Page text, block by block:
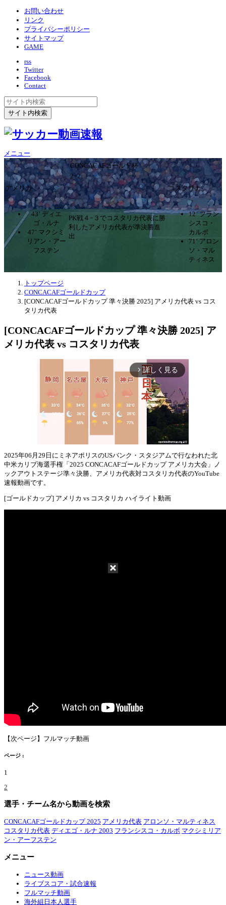
お問い合わせ
リンク
プライバシーポリシー
サイトマップ
GAME
rss
Twitter
Facebook
Contact
メニュー
CONCACAFゴールド杯
2ｰ2
アメリカ
PK戦４ｰ３でコスタリカ代表に勝
利したアメリカ代表が準決勝進
出
コスタリカ
43’ ディエ
ゴ・ルナ
47’ マクシミ
リアン・アー
フステン
12’ フラン
シスコ・
カルボ
71’ アロン
ソ・マル
ティネス
トップページ
CONCACAFゴールドカップ
[CONCACAFゴールドカップ 準々決勝 2025] アメリカ代表 vs コス
タリカ代表
[CONCACAFゴールドカップ 準々決勝 2025] ア
メリカ代表 vs コスタリカ代表
arrow_forward_ios 詳しく見る
Mute
2025年06月29日にミネアポリスのUSバンク・スタジアムで行なわれた北
中米カリブ海選手権「2025 CONCACAFゴールドカップ アメリカ大会」ノ
ックアウトステージ準々決勝、アメリカ代表対コスタリカ代表のYouTube
速報動画です。
[ゴールドカップ] アメリカ vs コスタリカ ハイライト動画
【次ページ】フルマッチ動画
ページ :
1
2
選手・チーム名から動画を検索
CONCACAFゴールドカップ 2025 アメリカ代表 アロンソ・マルティネス
コスタリカ代表 ディエゴ・ルナ 2003 フランシスコ・カルボ マクシミリア
ン・アーフステン
メニュー
ニュース動画
ライブスコア・試合速報
フルマッチ動画
海外組日本人選手